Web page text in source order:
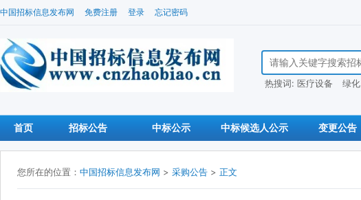
中国招标信息发布网 免费注册 登录 忘记密码
搜索招标信息
热搜词: 医疗设备 绿化
首页 招标公告 中标公示 中标候选人公示 变更公告
您所在的位置： 中国招标信息发布网 > 采购公告 > 正文